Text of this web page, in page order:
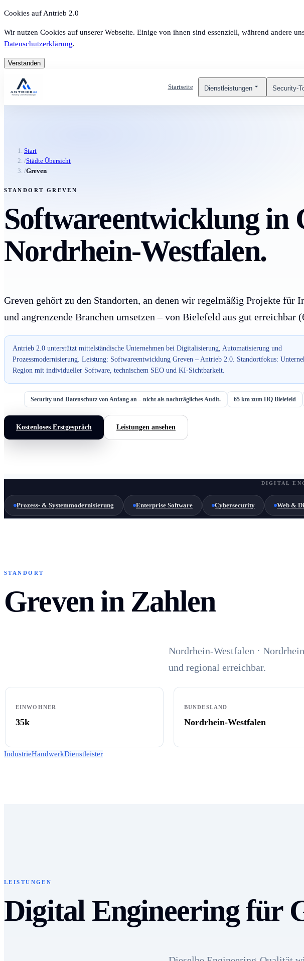
Cookies auf Antrieb 2.0
Wir nutzen Cookies auf unserer Webseite. Einige von ihnen sind essenziell, während andere
Datenschutzerklärung.
Verstanden
Startseite Dienstleistungen Security-
Start
/Städte Übersicht
/Greven
STANDORT GREVEN
Softwareentwicklung
Nordrhein-Westfalen.
Greven gehört zu den Standorten, an denen wir regelmäßig Projekte für
und angrenzende Branchen umsetzen – von Bielefeld aus gut erreichbar
Antrieb 2.0 unterstützt mittelständische Unternehmen bei Digitalisierung, Automatisierung und
Prozessmodernisierung. Leistung: Softwareentwicklung Greven – Antrieb 2.0. Standortfokus:
Region mit individueller Software, technischem SEO und KI-Sichtbarkeit.
Security und Datenschutz von Anfang an – nicht als nachträgliches Audit. 65 km zum HQ Bielefeld
Kostenloses Erstgespräch Leistungen ansehen
DIGITAL
Prozess- & Systemmodernisierung Enterprise Software Cybersecurity Web &
STANDORT
Greven in Zahlen
Nordrhein-Westfalen ·
und regional erreichbar.
EINWOHNER
35k
BUNDESLAND
Nordrhein-Westfalen
IndustrieHandwerkDienstleister
LEISTUNGEN
Digital Engineering für